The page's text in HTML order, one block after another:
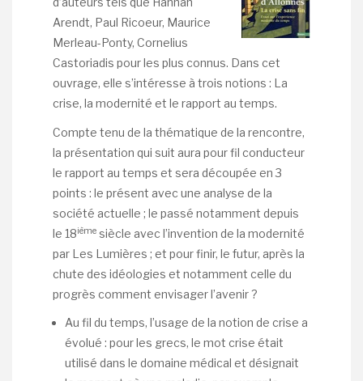
Arendt, Paul Ricoeur, Maurice
Merleau-Ponty, Cornelius
Castoriadis pour les plus connus. Dans cet
ouvrage, elle s’intéresse à trois notions : La
crise, la modernité et le rapport au temps.
Compte tenu de la thématique de la rencontre,
la présentation qui suit aura pour fil conducteur
le rapport au temps et sera découpée en 3
points : le présent avec une analyse de la
société actuelle ; le passé notamment depuis
le 18ième siècle avec l’invention de la modernité
par Les Lumières ; et pour finir, le futur, après la
chute des idéologies et notamment celle du
progrès comment envisager l’avenir ?
Au fil du temps, l’usage de la notion de crise a
évolué : pour les grecs, le mot crise était
utilisé dans le domaine médical et désignait